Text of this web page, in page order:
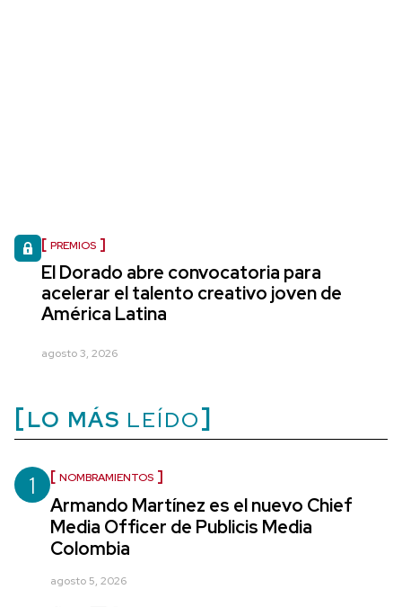
PREMIOS
El Dorado abre convocatoria para
acelerar el talento creativo joven de
América Latina
agosto 3, 2026
LO MÁS LEÍDO
1 NOMBRAMIENTOS
Armando Martínez es el nuevo Chief
Media Officer de Publicis Media
Colombia
agosto 5, 2026